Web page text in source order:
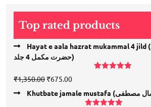
Top rated products
Hayat e aala hazrat mukammal 4 jild (حیات اعلی
حضرت مكمل 4 جلد)
₹1,350.00 Original
price
was:
₹675.00Current
price
is: